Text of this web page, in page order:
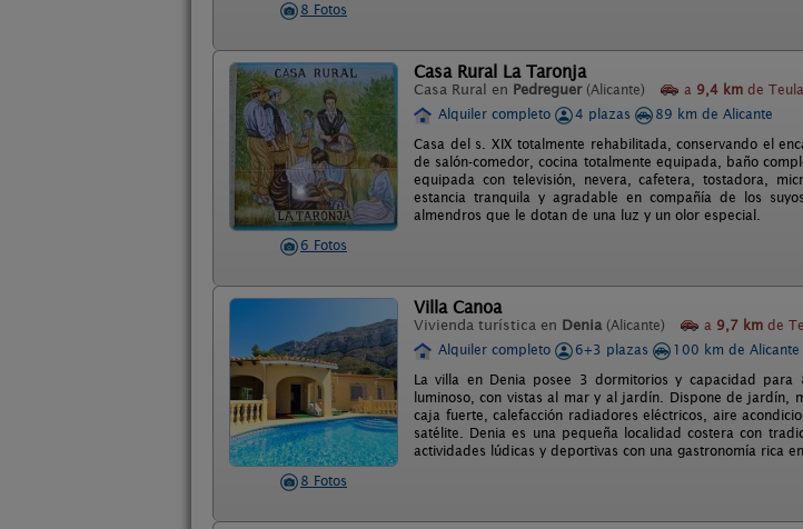
8 Fotos
6 Fotos
Casa Rural La Taronja
Casa Rural en Pedreguer (Alicante) a 9,4 km de
Alquiler completo
4 plazas
89 km de Alicante
Casa del s. XIX totalmente rehabilitada, conservando el
de salón-comedor, cocina totalmente equipada, baño
equipada con televisión, nevera, cafetera, tostadora,
estancia tranquila y agradable en compañía de los
almendros que le dotan de una luz y un olor especial.
8 Fotos
Villa Canoa
Vivienda turística en Denia (Alicante) a 9,7 km de
Alquiler completo
6+3 plazas
100 km de Alicante
La villa en Denia posee 3 dormitorios y capacidad
luminoso, con vistas al mar y al jardín. Dispone de jardín,
caja fuerte, calefacción radiadores eléctricos, aire
satélite. Denia es una pequeña localidad costera con
actividades lúdicas y deportivas con una gastronomía rica